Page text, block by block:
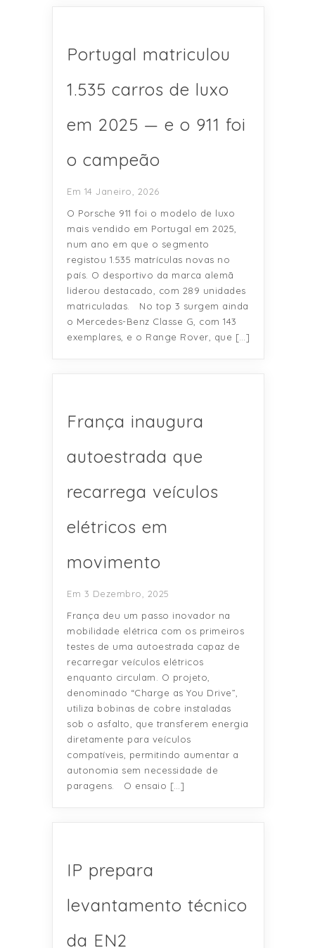
Portugal matriculou
1.535 carros de luxo
em 2025 — e o 911 foi
o campeão
Em 14 Janeiro, 2026
O Porsche 911 foi o modelo de luxo
mais vendido em Portugal em 2025,
num ano em que o segmento
registou 1.535 matrículas novas no
país. O desportivo da marca alemã
liderou destacado, com 289 unidades
matriculadas. No top 3 surgem ainda
o Mercedes-Benz Classe G, com 143
exemplares, e o Range Rover, que […]
França inaugura
autoestrada que
recarrega veículos
elétricos em
movimento
Em 3 Dezembro, 2025
França deu um passo inovador na
mobilidade elétrica com os primeiros
testes de uma autoestrada capaz de
recarregar veículos elétricos
enquanto circulam. O projeto,
denominado “Charge as You Drive”,
utiliza bobinas de cobre instaladas
sob o asfalto, que transferem energia
diretamente para veículos
compatíveis, permitindo aumentar a
autonomia sem necessidade de
paragens. O ensaio […]
IP prepara
levantamento técnico
da EN2